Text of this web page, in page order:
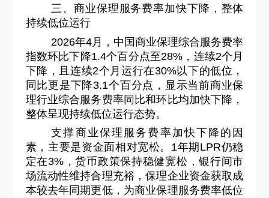
三、商业保理服务费率加快下降，整体
持续低位运行
2026年4月，中国商业保理综合服务费率
指数环比下降1.4个百分点至28%，连续2个月
下降，且连续2个月运行在30%以下的低位，
同比更是下降3.1个百分点，显示当前商业保
理行业综合服务费率同比和环比均加快下降，
整体呈现持续低位运行态势。
支撑商业保理服务费率加快下降的因
素，主要是资金面相对宽松。1年期LPR仍稳
定在3%，货币政策保持稳健宽松，银行间市
场流动性维持合理充裕，保理企业资金获取成
本较去年同期更低，为商业保理服务费率低位